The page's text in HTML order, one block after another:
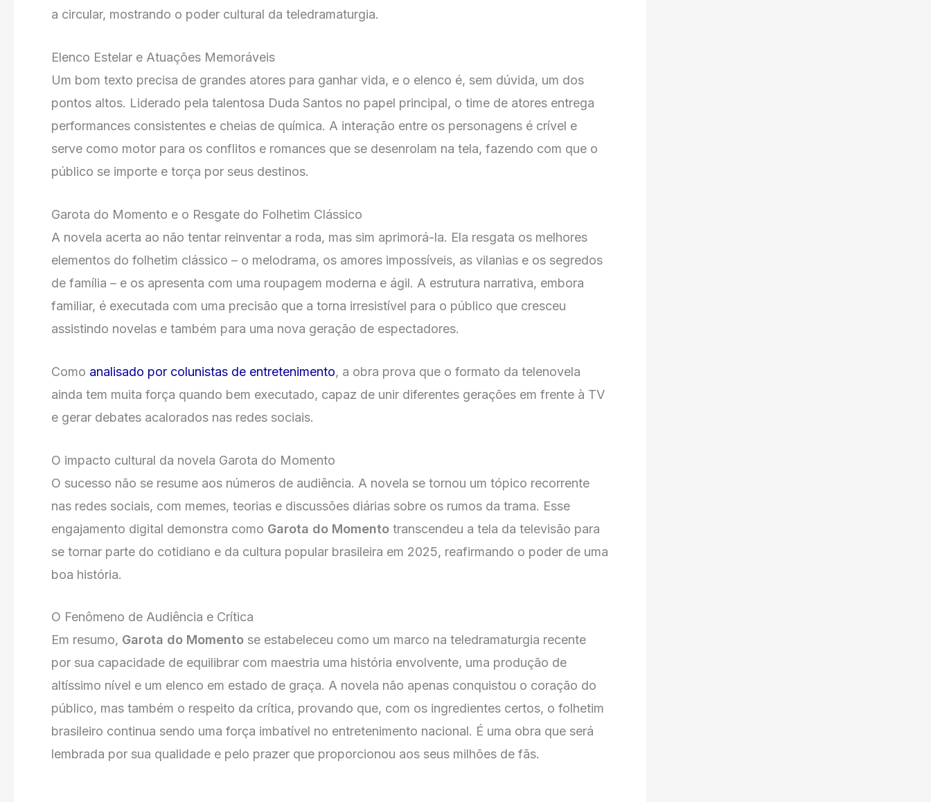
a circular, mostrando o poder cultural da teledramaturgia.
Elenco Estelar e Atuações Memoráveis
Um bom texto precisa de grandes atores para ganhar vida, e o elenco é, sem dúvida, um dos
pontos altos. Liderado pela talentosa Duda Santos no papel principal, o time de atores entrega
performances consistentes e cheias de química. A interação entre os personagens é crível e
serve como motor para os conflitos e romances que se desenrolam na tela, fazendo com que o
público se importe e torça por seus destinos.
Garota do Momento e o Resgate do Folhetim Clássico
A novela acerta ao não tentar reinventar a roda, mas sim aprimorá-la. Ela resgata os melhores
elementos do folhetim clássico – o melodrama, os amores impossíveis, as vilanias e os segredos
de família – e os apresenta com uma roupagem moderna e ágil. A estrutura narrativa, embora
familiar, é executada com uma precisão que a torna irresistível para o público que cresceu
assistindo novelas e também para uma nova geração de espectadores.
Como analisado por colunistas de entretenimento, a obra prova que o formato da telenovela
ainda tem muita força quando bem executado, capaz de unir diferentes gerações em frente à TV
e gerar debates acalorados nas redes sociais.
O impacto cultural da novela Garota do Momento
O sucesso não se resume aos números de audiência. A novela se tornou um tópico recorrente
nas redes sociais, com memes, teorias e discussões diárias sobre os rumos da trama. Esse
engajamento digital demonstra como Garota do Momento transcendeu a tela da televisão para
se tornar parte do cotidiano e da cultura popular brasileira em 2025, reafirmando o poder de uma
boa história.
O Fenômeno de Audiência e Crítica
Em resumo, Garota do Momento se estabeleceu como um marco na teledramaturgia recente
por sua capacidade de equilibrar com maestria uma história envolvente, uma produção de
altíssimo nível e um elenco em estado de graça. A novela não apenas conquistou o coração do
público, mas também o respeito da crítica, provando que, com os ingredientes certos, o folhetim
brasileiro continua sendo uma força imbatível no entretenimento nacional. É uma obra que será
lembrada por sua qualidade e pelo prazer que proporcionou aos seus milhões de fãs.